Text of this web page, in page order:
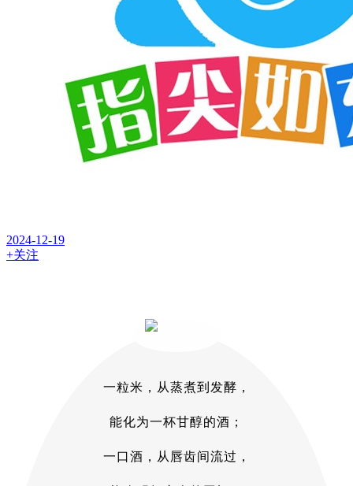
2024-12-19
+关注
一粒米，从蒸煮到发酵，
能化为一杯甘醇的酒；
一口酒，从唇齿间流过，